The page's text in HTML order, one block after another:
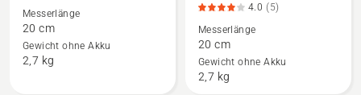
Aspire®
Gras-
und
Strauchschere
Messerlänge
20 cm
Gewicht ohne Akku
2,7 kg
Aspire®
Gras-
und
Strauchschere
S20-
4.0 (5)
Messerlänge
20 cm
Gewicht ohne Akku
2,7 kg